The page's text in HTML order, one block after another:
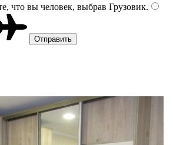
что вы человек, выбрав Грузовик.